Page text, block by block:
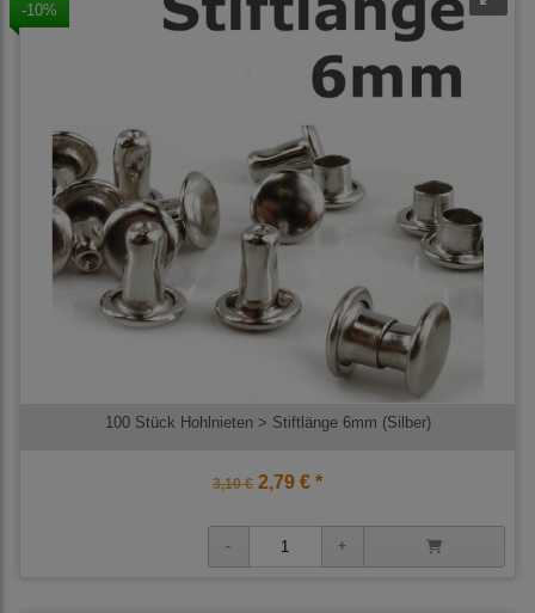
-10%
100 Stück Hohlnieten > Stiftlänge 6mm (Silber)
3,10 € 2,79 € *